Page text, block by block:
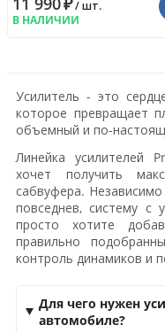
/ шт.
В НАЛИЧИИ
Усилитель - это
которое превращает
объемный и по-
Линейка усилителей
хочет получить
сабвуфера.
повседнев, систему с
просто хотите
правильно
контроль динамиков и
Для чего нужен
автомобиле?